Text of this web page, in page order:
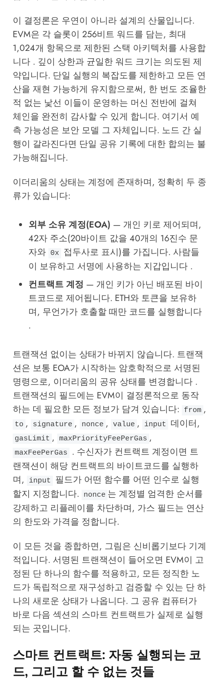
이 결정론은 우연이 아니라 설계의 산물입니다.
EVM은 각 슬롯이 256비트 워드를 담는, 최대
1,024개 항목으로 제한된 스택 아키텍처를 사용합
니다 . 깊이 상한과 균일한 워드 크기는 의도된 제
약입니다. 단일 실행의 복잡도를 제한하고 모든 연
산을 재현 가능하게 유지함으로써, 한 번도 조율한
적 없는 낯선 이들이 운영하는 머신 전반에 걸쳐
체인을 완전히 감사할 수 있게 합니다. 여기서 예
측 가능성은 보안 모델 그 자체입니다. 노드 간 실
행이 갈라진다면 단일 공유 기록에 대한 합의는 불
가능해집니다.
이더리움의 상태는 계정에 존재하며, 정확히 두 종
류가 있습니다:
외부 소유 계정(EOA) — 개인 키로 제어되며,
42자 주소(20바이트 값을 40개의 16진수 문
자와 0x
접두사로 표시)를 가집니다. 사람들
이 보유하고 서명에 사용하는 지갑입니다 .
컨트랙트 계정 — 개인 키가 아닌 배포된 바이
트코드로 제어됩니다. ETH와 토큰을 보유하
며, 무언가가 호출할 때만 코드를 실행합니다
.
트랜잭션 없이는 상태가 바뀌지 않습니다. 트랜잭
션은 보통 EOA가 시작하는 암호학적으로 서명된
명령으로, 이더리움의 공유 상태를 변경합니다 .
트랜잭션의 필드에는 EVM이 결정론적으로 동작
하는 데 필요한 모든 정보가 담겨 있습니다:
from ,
to , signature , nonce , value , input 데이터,
gasLimit , maxPriorityFeePerGas ,
maxFeePerGas
. 수신자가 컨트랙트 계정이면 트
랜잭션이 해당 컨트랙트의 바이트코드를 실행하
며,
input
필드가 어떤 함수를 어떤 인수로 실행
할지 지정합니다.
nonce 는 계정별 엄격한 순서를
강제하고 리플레이를 차단하며, 가스 필드는 연산
의 한도와 가격을 정합니다.
이 모든 것을 종합하면, 그림은 신비롭기보다 기계
적입니다. 서명된 트랜잭션이 들어오면 EVM이 고
정된 단 하나의 함수를 적용하고, 모든 정직한 노
드가 독립적으로 재구성하고 검증할 수 있는 단 하
나의 새로운 상태가 나옵니다. 그 공유 컴퓨터가
바로 다음 섹션의 스마트 컨트랙트가 실제로 실행
되는 곳입니다.
스마트 컨트랙트: 자동 실행되는 코
드, 그리고 할 수 없는 것들